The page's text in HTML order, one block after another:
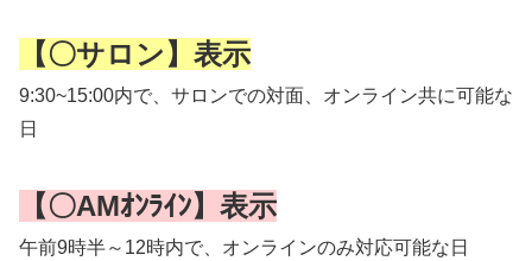
【〇サロン】表示
9:30~15:00内で、サロンでの対面、オンライン共に可能な
日
【〇AMｵﾝﾗｲﾝ】表示
午前9時半～12時内で、オンラインのみ対応可能な日